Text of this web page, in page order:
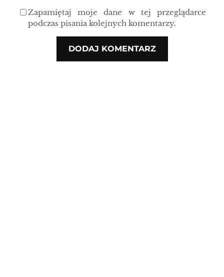
Zapamiętaj moje dane w tej przeglądarce
podczas pisania kolejnych komentarzy.